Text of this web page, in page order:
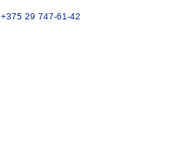
+375 29 747-61-42